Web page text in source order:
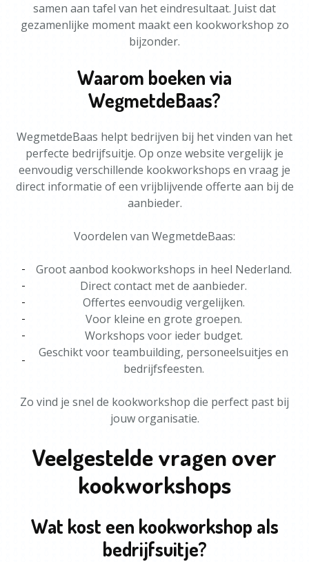
samen aan tafel van het eindresultaat. Juist dat
gezamenlijke moment maakt een kookworkshop zo
bijzonder.
Waarom boeken via
WegmetdeBaas?
WegmetdeBaas helpt bedrijven bij het vinden van het
perfecte bedrijfsuitje. Op onze website vergelijk je
eenvoudig verschillende kookworkshops en vraag je
direct informatie of een vrijblijvende offerte aan bij de
aanbieder.
Voordelen van WegmetdeBaas:
Groot aanbod kookworkshops in heel Nederland.
Direct contact met de aanbieder.
Offertes eenvoudig vergelijken.
Voor kleine en grote groepen.
Workshops voor ieder budget.
Geschikt voor teambuilding, personeelsuitjes en
bedrijfsfeesten.
Zo vind je snel de kookworkshop die perfect past bij
jouw organisatie.
Veelgestelde vragen over
kookworkshops
Wat kost een kookworkshop als
bedrijfsuitje?